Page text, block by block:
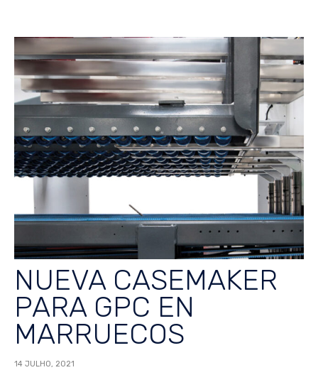
NUEVA CASEMAKER
PARA GPC EN
MARRUECOS
14 JULHO, 2021